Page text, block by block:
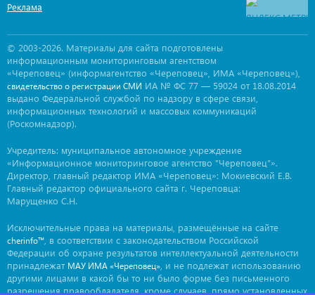
Реклама
© 2003-2026. Материалы для сайта подготовлены
информационным мониторинговым агентством
«Череповец» (информагентство «Череповец», ИМА «Череповец»),
свидетельство о регистрации СМИ ИА № ФС 77 — 59024 от 18.08.2014
выдано Федеральной службой по надзору в сфере связи,
информационных технологий и массовых коммуникаций
(Роскомнадзор).
Учредитель: муниципальное автономное учреждение
«Информационное мониторинговое агентство "Череповец"».
Директор, главный редактор ИМА «Череповец»: Мокиевский Е.В.
Главный редактор официального сайта г. Череповца:
Марущенко С.Н.
Исключительные права на материалы, размещённые на сайте
cherinfo™ , в соответствии с законодательством Российской
Федерации об охране результатов интеллектуальной деятельности
принадлежат МАУ ИМА «Череповец» , и не подлежат использованию
другими лицами в какой бы то ни было форме без письменного
разрешения правообладателя, кроме случаев, прямо установленных